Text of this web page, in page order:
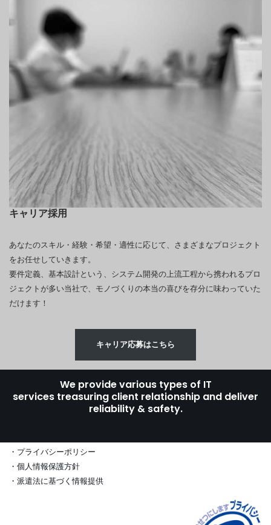
キャリア採用
あなたのスキル・経験・希望・適性に応じて、さまざまなプロジェクト
をお任せしていきます。
要件定義、基本設計という、システム開発の上流工程から携われるプロ
ジェクトが多い当社で、モノづくりの本当の喜びを存分に味わっていた
だけます！
キャリア応募はこちら
We provide various types of IT
services treasuring client relationship and deliver
reliability & safety.
・ プライバシーポリシー
・ 個人情報保護方針
・ 派遣法に基づく情報提供